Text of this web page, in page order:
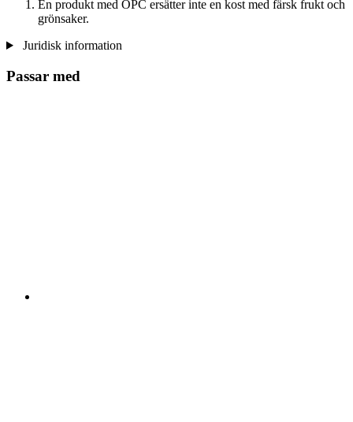
En produkt med OPC ersätter inte en kost med färsk frukt och
grönsaker.
Juridisk information
Passar med